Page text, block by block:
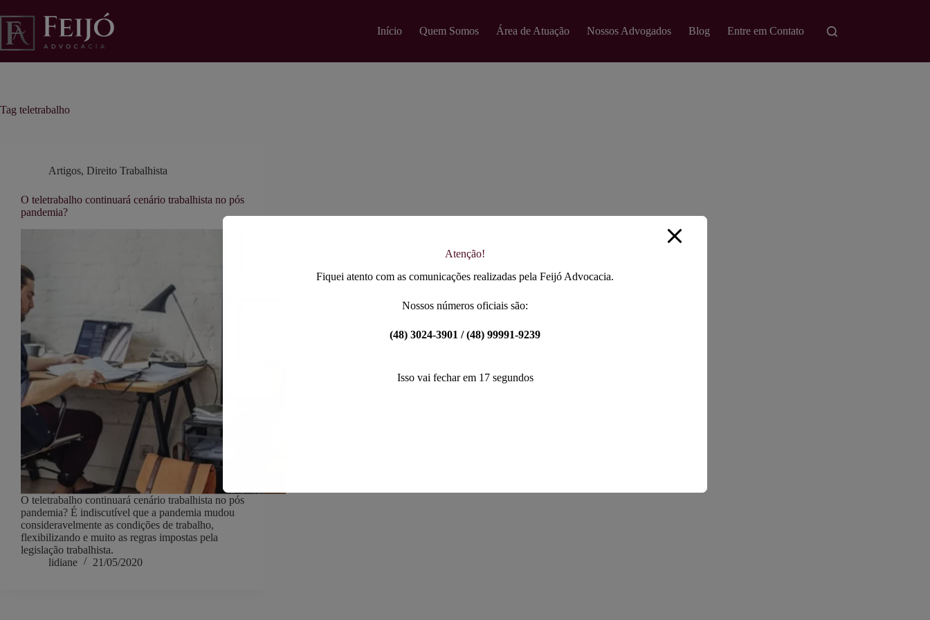
para
conteúdo
Início Quem Somos Área de Atuação Nossos Advogados Blog Entre em Contato
Tag teletrabalho
Artigos, Direito Trabalhista
O teletrabalho continuará cenário trabalhista no pós
pandemia?
O teletrabalho continuará cenário trabalhista no pós
pandemia? É indiscutível que a pandemia mudou
consideravelmente as condições de trabalho,
flexibilizando e muito as regras impostas pela
legislação trabalhista.
lidiane
21/05/2020
Atenção!
Fiquei atento com as comunicações realizadas pela Feijó Advocacia.
Nossos números oficiais são:
(48) 3024-3901 / (48) 99991-9239
Isso vai fechar em 17segundos